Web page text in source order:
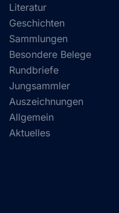
Literatur
Geschichten
Sammlungen
Besondere Belege
Rundbriefe
Jungsammler
Auszeichnungen
Allgemein
Aktuelles